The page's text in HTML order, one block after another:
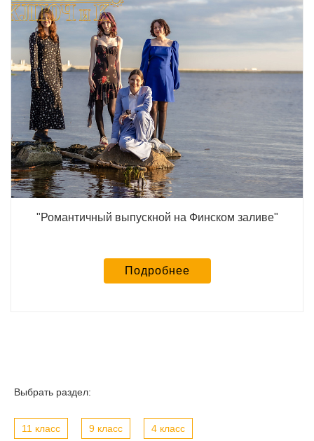
"Романтичный выпускной на Финском заливе"
Подробнее
Выбрать раздел:
11 класс 9 класс 4 класс